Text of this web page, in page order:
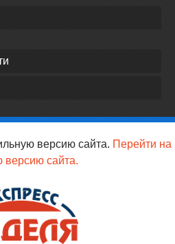
версию сайта. Перейти на
версию сайта.